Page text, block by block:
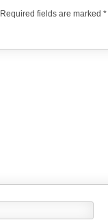
Required fields are marked *